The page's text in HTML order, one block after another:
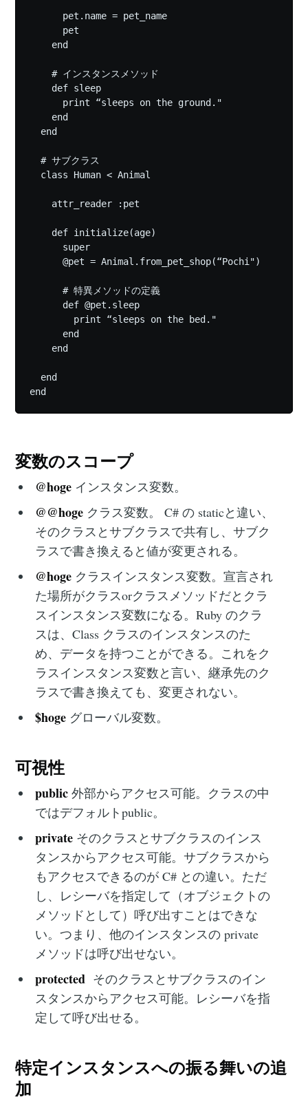
      pet.name = pet_name
      pet
    end
    # インスタンスメソッド
    def sleep
      print “sleeps on the ground."
    end
  end
  # サブクラス
  class Human < Animal
    attr_reader :pet
    def initialize(age)
      super
      @pet = Animal.from_pet_shop(“Pochi")
      # 特異メソッドの定義
      def @pet.sleep
        print “sleeps on the bed."
      end
    end
  end
変数のスコープ
@hoge インスタンス変数。
@@hoge クラス変数。 C# の staticと違い、
そのクラスとサブクラスで共有し、サブク
ラスで書き換えると値が変更される。
@hoge クラスインスタンス変数。‌‌宣言され
た場所がクラスorクラスメソッドだとクラ
スインスタンス変数になる。Ruby のクラ
スは、Class クラスのインスタンスのた
め、データを持つことができる。これをク
ラスインスタンス変数と言い、継承先のク
ラスで書き換えても、変更されない。
$hoge グローバル変数。
可視性
public 外部からアクセス可能。クラスの中
ではデフォルトpublic。
private そのクラスとサブクラスのインス
タンスからアクセス可能。サブクラスから
もアクセスできるのが C# との違い。‌‌ただ
し、レシーバを指定して（オブジェクトの
メソッドとして）呼び出すことはできな
い。つまり、他のインスタンスの private
メソッドは呼び出せない。
protected そのクラスとサブクラスのイン
スタンスからアクセス可能。レシーバを指
定して呼び出せる。
特定インスタンスへの振る舞いの追
加